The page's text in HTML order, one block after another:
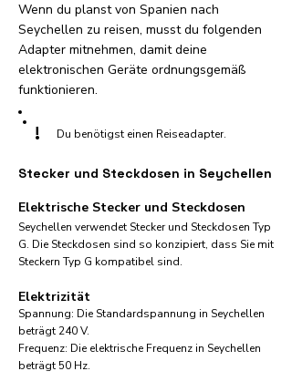
Wenn du planst von Spanien nach
Seychellen zu reisen, musst du folgenden
Adapter mitnehmen, damit deine
elektronischen Geräte ordnungsgemäß
funktionieren.
! Du benötigst einen Reiseadapter.
Stecker und Steckdosen in Seychellen
Elektrische Stecker und Steckdosen
Seychellen verwendet Stecker und Steckdosen Typ
G. Die Steckdosen sind so konzipiert, dass Sie mit
Steckern Typ G kompatibel sind.
Elektrizität
Spannung: Die Standardspannung in Seychellen
beträgt 240 V.
Frequenz: Die elektrische Frequenz in Seychellen
beträgt 50 Hz.